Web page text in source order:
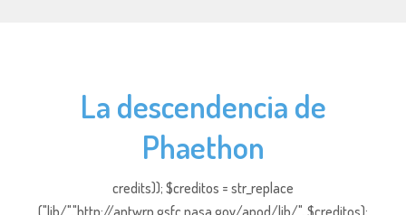
La descendencia de
Phaethon
credits)); $creditos = str_replace
("lib/","http://antwrp.gsfc.nasa.gov/apod/lib/", $creditos);